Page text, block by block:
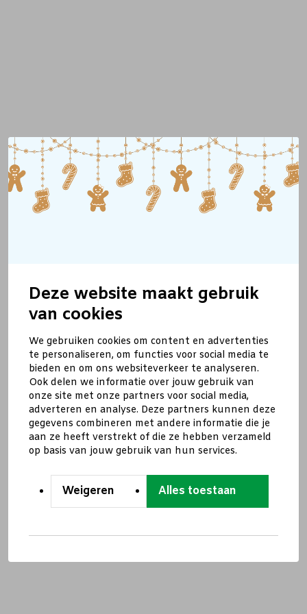
Deze website maakt gebruik
van cookies
We gebruiken cookies om content en advertenties
te personaliseren, om functies voor social media te
bieden en om ons websiteverkeer te analyseren.
Ook delen we informatie over jouw gebruik van
onze site met onze partners voor social media,
adverteren en analyse. Deze partners kunnen deze
gegevens combineren met andere informatie die je
aan ze heeft verstrekt of die ze hebben verzameld
op basis van jouw gebruik van hun services.
Weigeren Alles toestaan